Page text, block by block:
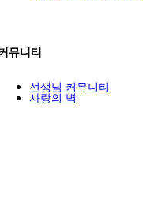
뮤니티
선생님 커뮤니티
사랑의 벽